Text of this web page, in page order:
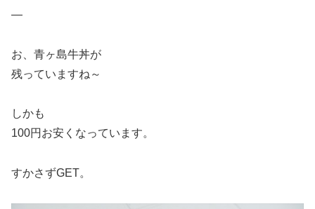
—
お、青ヶ島牛丼が
残っていますね～
しかも
100円お安くなっています。
すかさずGET。